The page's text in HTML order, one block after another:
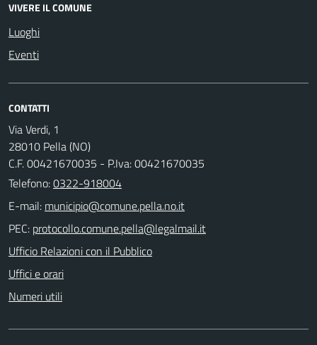
VIVERE IL COMUNE
Luoghi
Eventi
CONTATTI
Via Verdi, 1
28010 Pella (NO)
C.F. 00421670035 - P.Iva: 00421670035
Telefono:0322-918004
E-mail:
PEC:
Ufficio Relazioni con il Pubblico
Uffici e orari
Numeri utili